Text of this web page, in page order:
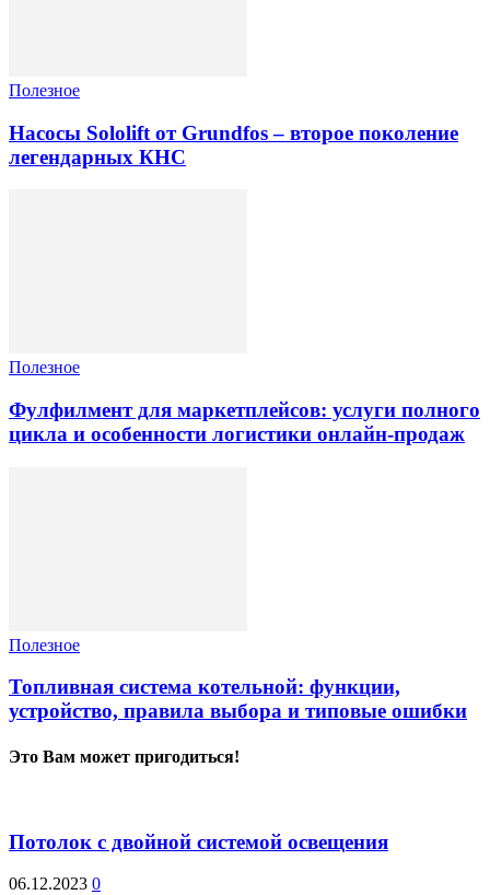
Полезное
Насосы Sololift от Grundfos – второе поколение
легендарных КНС
Полезное
Фулфилмент для маркетплейсов: услуги полного
цикла и особенности логистики онлайн-продаж
Полезное
Топливная система котельной: функции,
устройство, правила выбора и типовые ошибки
Это Вам может пригодиться!
Потолок с двойной системой освещения
06.12.2023 0